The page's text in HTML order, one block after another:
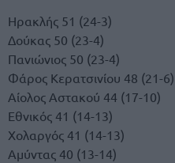
Ηρακλής 51 (24-3)
Δούκας 50 (23-4)
Πανιώνιος 50 (23-4)
Φάρος Κερατσινίου 48 (21-6)
Αίολος Αστακού 44 (17-10)
Εθνικός 41 (14-13)
Χολαργός 41 (14-13)
Αμύντας 40 (13-14)